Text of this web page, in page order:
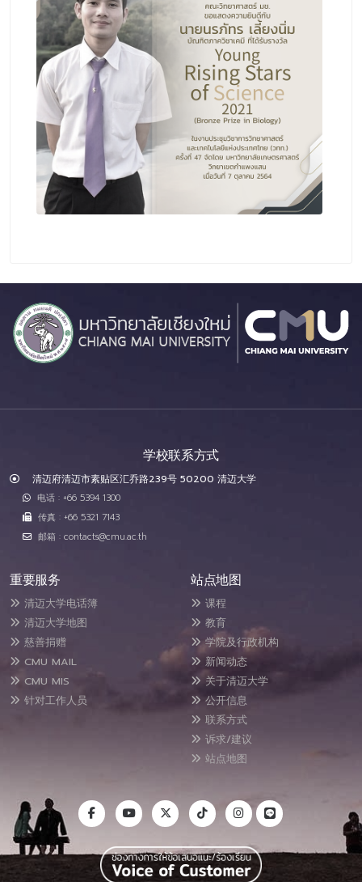
学校联系方式
清迈府清迈市素贴区汇乔路239号 50200 清迈大学
电话 : +66 5394 1300
传真 : +66 5321 7143
邮箱 : contacts@cmu.ac.th
重要服务
清迈大学电话簿
清迈大学地图
慈善捐赠
CMU MAIL
CMU MIS
针对工作人员
站点地图
课程
教育
学院及行政机构
新闻动态
关于清迈大学
公开信息
联系方式
诉求/建议
站点地图